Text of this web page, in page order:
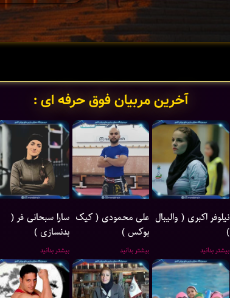
آخرین مربیان فوق حرفه ای :
نیلوفر اکبری ( والیبال
)
بیشتر بدانید
علی محمودی ( کیک
بوکس )
بیشتر بدانید
سارا سبحانی فر (
بدنسازی )
بیشتر بدانید